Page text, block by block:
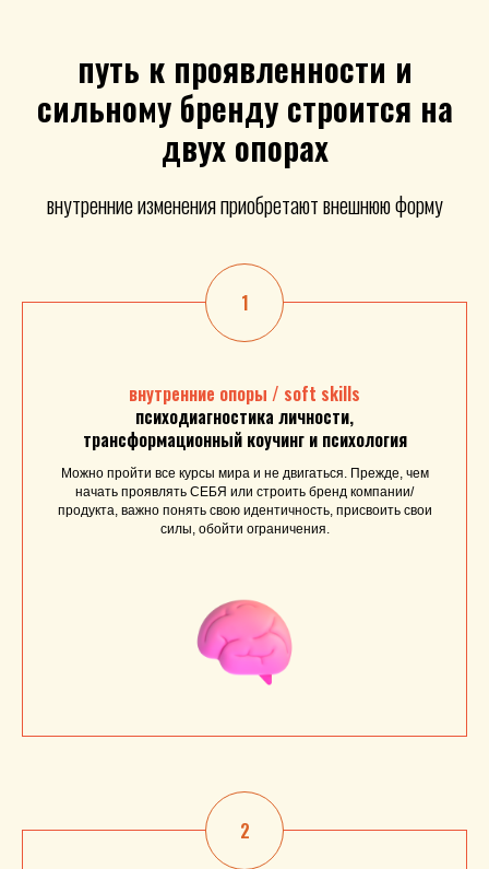
путь к проявленности и
сильному бренду строится на
двух опорах
внутренние изменения приобретают внешнюю форму
внутренние опоры / soft skills
психодиагностика личности,
трансформационный коучинг и психология
Можно пройти все курсы мира и не двигаться. Прежде, чем
начать проявлять СЕБЯ или строить бренд компании/
продукта, важно понять свою идентичность, присвоить свои
силы, обойти ограничения.